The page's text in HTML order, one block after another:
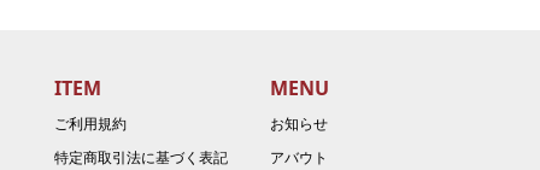
ITEM
ご利用規約
特定商取引法に基づく表記
MENU
お知らせ
アバウト